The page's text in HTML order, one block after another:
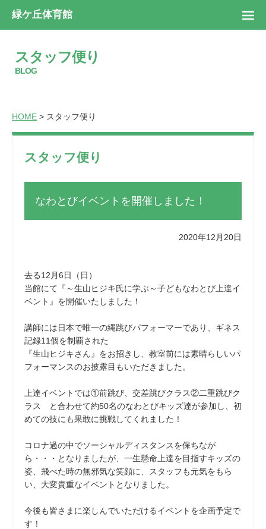
緑ケ丘体育館
スタッフ便り
BLOG
HOME > スタッフ便り
スタッフ便り
なわとびイベントを開催しました！
2020年12月20日
去る12月6日（日）
当館にて『～生山ヒジキ氏に学ぶ～子どもなわとび上達イ
ベント』を開催いたしました！
講師には日本で唯一の縄跳びパフォーマーであり、ギネス
記録11個を制覇された
『生山ヒジキさん』をお招きし、教室前には素晴らしいパ
フォーマンスのお披露目もいただきました。
上達イベントでは①前跳び、交差跳びクラス②二重跳びク
ラス と合わせて約50名のなわとびキッズ達が参加し、初
めての技にも果敢に挑戦してくれました！
コロナ過の中でソーシャルディスタンスを保ちなが
ら・・・となりましたが、一生懸命上達を目指すキッズの
姿、飛べた時の無邪気な笑顔に、スタッフも元気をもら
い、大変貴重なイベントとなりました。
今後も皆さまに楽しんでいただけるイベントを企画予定で
す！